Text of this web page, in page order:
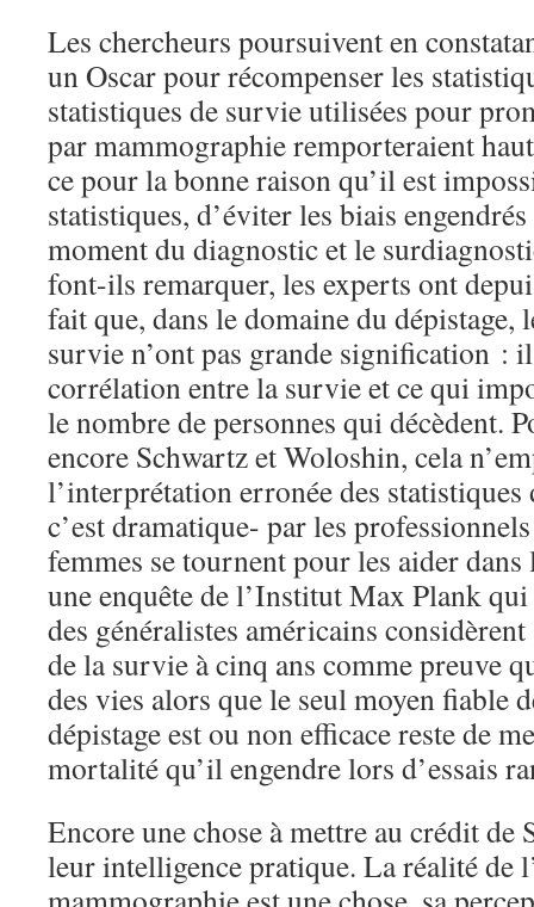
Les chercheurs poursuivent en
un Oscar pour récompenser les
statistiques de survie utilisées pour
par mammographie remporteraient
ce pour la bonne raison qu’il est
statistiques, d’éviter les biais
moment du diagnostic et le
font-ils remarquer, les experts ont
fait que, dans le domaine du dépistage,
survie n’ont pas grande signification :
corrélation entre la survie et ce qui
le nombre de personnes qui décèdent.
encore Schwartz et Woloshin, cela
l’interprétation erronée des
c’est dramatique- par les
femmes se tournent pour les aider
une enquête de l’Institut Max Plank
des généralistes américains
de la survie à cinq ans comme preuve
des vies alors que le seul moyen fiable
dépistage est ou non efficace reste de
mortalité qu’il engendre lors d’essais
Encore une chose à mettre au crédit
leur intelligence pratique. La réalité de